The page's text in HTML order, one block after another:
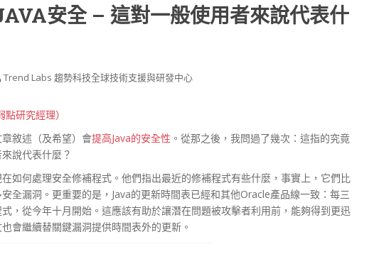
安全 – 這對一般使用者來說代表什
Trend Labs 趨勢科技全球技術支援與研發中心
研究經理）
敘述（及希望）會提高Java的安全性 。從那之後，我問過了幾次：這指的究竟
說代表什麼？
如何處理安全修補程式。他們指出最近的修補程式有些什麼，事實上，它們比
全漏洞。更重要的是，Java的更新時間表已經和其他Oracle產品線一致：每三
，從今年十月開始。這應該有助於讓潛在問題被攻擊者利用前，能夠得到更迅
會繼續替關鍵漏洞提供時間表外的更新。